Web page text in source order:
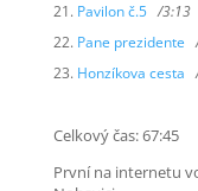
Pavilon č.5 /3:13
Pane prezidente
Honzíkova cesta
Celkový čas: 67:45
První na internetu